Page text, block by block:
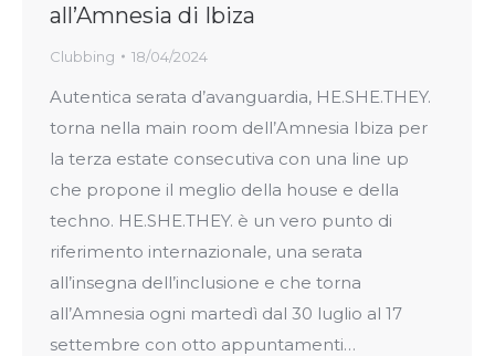
all’Amnesia di Ibiza
Clubbing 18/04/2024
Autentica serata d’avanguardia, HE.SHE.THEY.
torna nella main room dell’Amnesia Ibiza per
la terza estate consecutiva con una line up
che propone il meglio della house e della
techno. HE.SHE.THEY. è un vero punto di
riferimento internazionale, una serata
all’insegna dell’inclusione e che torna
all’Amnesia ogni martedì dal 30 luglio al 17
settembre con otto appuntamenti…